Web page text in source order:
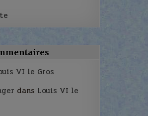
VI le Gros
dans Louis VI le